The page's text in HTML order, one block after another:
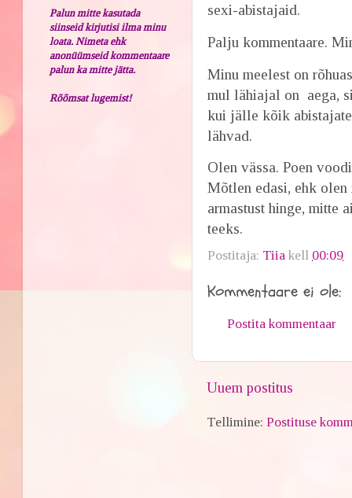
sexi-abistajaid.
Palju kommentaare.
Minu meelest on
mul lähiajal on aega,
kui jälle kõik abistajate
lähvad.
Olen vässa. Poen
Mõtlen edasi, ehk olen
armastust hinge, mitte
teeks.
Postitaja: Tiia kell 00:09
Kommentaare ei ole:
Postita kommentaar
Uuem postitus
Tellimine:Postituse
Palun mitte kasutada
siinseid kirjutisi ilma minu
loata. Nimeta ehk
anonüümseid kommentaare
palun ka mitte jätta.
Rõõmsat lugemist!